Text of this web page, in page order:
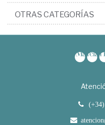
OTRAS CATEGORÍAS